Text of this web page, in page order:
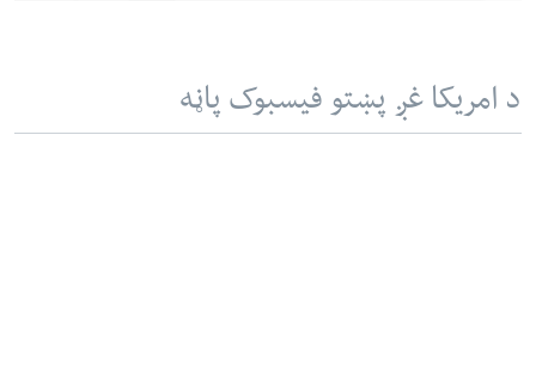
د امریکا غږ پښتو فیسبوک پاڼه